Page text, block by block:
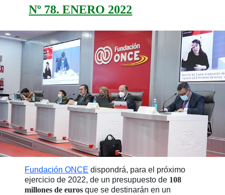
Nº 78. ENERO 2022
Fundación ONCE dispondrá, para el próximo
ejercicio de 2022, de un presupuesto de 108
millones de euros que se destinarán en un